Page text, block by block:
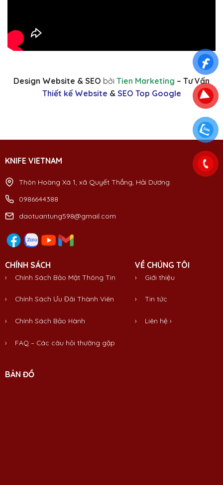
Design Website & SEO bởi Tien Marketing – Tư Vấn
Thiết kế Website & SEO Top Google
KNIFE VIETNAM
Thôn Hoàng Xá 1, xã Quyết Thắng, Hải Dương
0986644388
daotuantung598@gmail.com
CHÍNH SÁCH
› Chính Sách Bảo Mật Thông Tin
› Chính Sách Ưu Đãi Thành Viên
› Chính Sách Bảo Hành
› FAQ – Các câu hỏi thường gặp
VỀ CHÚNG TÔI
› Giới thiệu
›Tin tức
› Liên hệ ›
BẢN ĐỒ